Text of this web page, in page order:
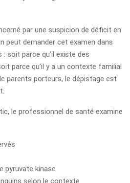
par une suspicion de déficit en
peut demander cet examen dans
soit parce qu’il existe des
parce qu’il y a un contexte familial
parents porteurs, le dépistage est
le professionnel de santé examine
pyruvate kinase
selon le contexte